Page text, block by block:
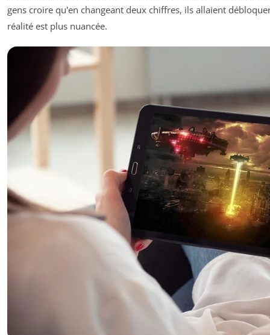
gens croire qu'en changeant deux chiffres, ils allaient
réalité est plus nuancée.